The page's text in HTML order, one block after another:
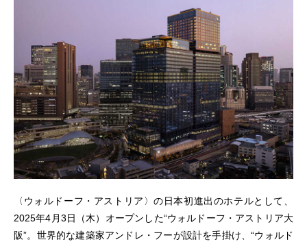
〈ウォルドーフ・アストリア〉の日本初進出のホテルとして、
2025年4月3日（木）オープンした“ウォルドーフ・アストリア大
阪”。世界的な建築家アンドレ・フーが設計を手掛け、“ウォルド